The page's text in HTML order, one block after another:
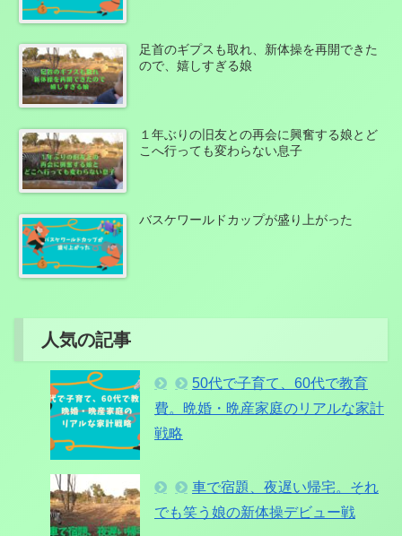
足首のギプスも取れ、新体操を再開できた
ので、嬉しすぎる娘
１年ぶりの旧友との再会に興奮する娘とど
こへ行っても変わらない息子
バスケワールドカップが盛り上がった
人気の記事
50代で子育て、60代で教育
費。晩婚・晩産家庭のリアルな家計
戦略
車で宿題、夜遅い帰宅。それ
でも笑う娘の新体操デビュー戦